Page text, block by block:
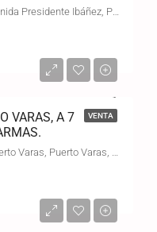
Los Muermos, Paseo Cardonal - Avenida Presidente Ibáñez, Puerto Montt, Chile
VENTA
VARAS, A 7
Puerto Varas, Plaza de Armas de Puerto Varas, Puerto Varas, Chile